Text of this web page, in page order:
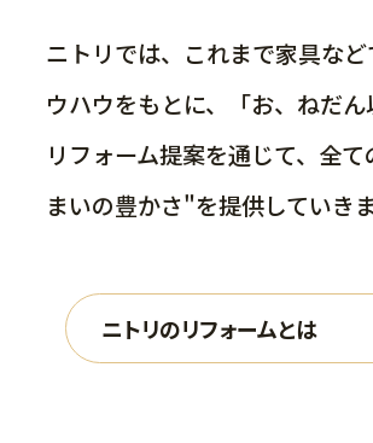
ニトリでは、これまで家具な
ウハウをもとに、「お、ねだ
リフォーム提案を通じて、全
まいの豊かさ"を提供していきま
ニトリのリフォームとは